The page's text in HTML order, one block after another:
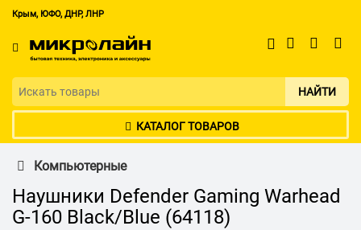
Крым, ЮФО, ДНР, ЛНР
НАЙТИ
КАТАЛОГ ТОВАРОВ
Компьютерные
Наушники Defender Gaming Warhead
G-160 Black/Blue (64118)